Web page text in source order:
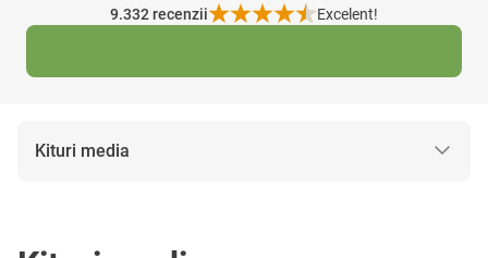
9.332recenzii Excelent!
Kituri media